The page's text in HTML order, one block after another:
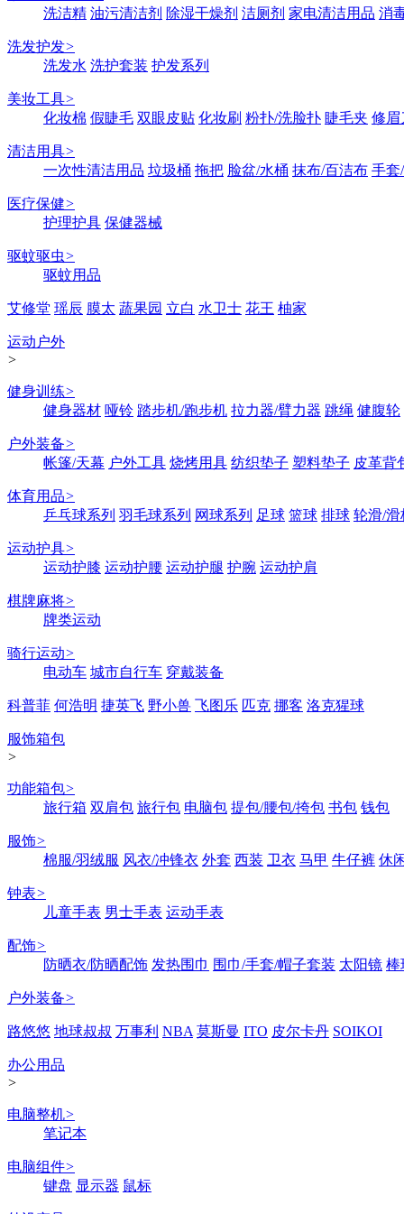
洗洁精 油污清洁剂 除湿干燥剂 洁厕剂 家电清洁用品 消
洗发护发>
洗发水 洗护套装 护发系列
美妆工具>
化妆棉 假睫毛 双眼皮贴 化妆刷 粉扑/洗脸扑 睫毛夹 修眉
清洁用具>
一次性清洁用品 垃圾桶 拖把 脸盆/水桶 抹布/百洁布 手套
医疗保健>
护理护具 保健器械
驱蚊驱虫>
驱蚊用品
艾修堂 瑶辰 膜太 蔬果园 立白 水卫士 花王 柚家
运动户外
>
健身训练>
健身器材 哑铃 踏步机/跑步机 拉力器/臂力器 跳绳 健腹轮
户外装备>
帐篷/天幕 户外工具 烧烤用具 纺织垫子 塑料垫子 皮革背
体育用品>
乒乓球系列 羽毛球系列 网球系列 足球 篮球 排球 轮滑/滑
运动护具>
运动护膝 运动护腰 运动护腿 护腕 运动护肩
棋牌麻将>
牌类运动
骑行运动>
电动车 城市自行车 穿戴装备
科普菲 何浩明 捷英飞 野小兽 飞图乐 匹克 挪客 洛克猩球
服饰箱包
>
功能箱包>
旅行箱 双肩包 旅行包 电脑包 提包/腰包/挎包 书包 钱包
服饰>
棉服/羽绒服 风衣/冲锋衣 外套 西装 卫衣 马甲 牛仔裤 休
钟表>
儿童手表 男士手表 运动手表
配饰>
防晒衣/防晒配饰 发热围巾 围巾/手套/帽子套装 太阳镜 棒
户外装备>
路悠悠 地球叔叔 万事利 NBA 莫斯曼 ITO 皮尔卡丹 SOIKOI
办公用品
>
电脑整机>
笔记本
电脑组件>
键盘 显示器 鼠标